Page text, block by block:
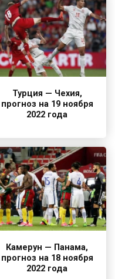
Турция — Чехия,
прогноз на 19 ноября
2022 года
Камерун — Панама,
прогноз на 18 ноября
2022 года